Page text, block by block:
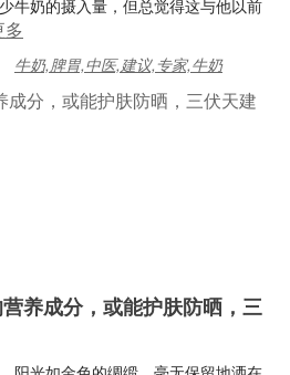
牛奶的摄入量，但总觉得这与他以前
牛奶,脾胃,中医,建议,专家,牛奶
养成分，或能护肤防晒，三